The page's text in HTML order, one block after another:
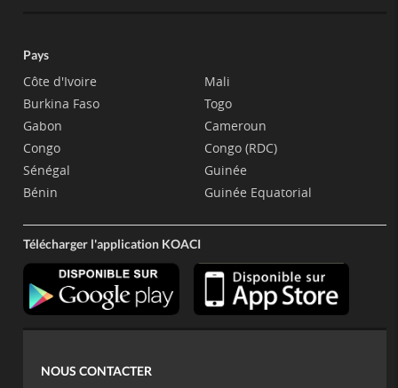
Pays
Côte d'Ivoire
Burkina Faso
Gabon
Congo
Sénégal
Bénin
Mali
Togo
Cameroun
Congo (RDC)
Guinée
Guinée Equatorial
Télécharger l'application KOACI
NOUS CONTACTER